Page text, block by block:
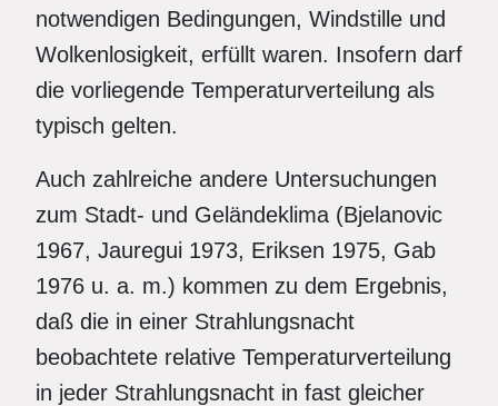
notwendigen Bedingungen, Windstille und
Wolkenlosigkeit, erfüllt waren. Insofern darf
die vorliegende Temperaturverteilung als
typisch gelten.
Auch zahlreiche andere Untersuchungen
zum Stadt- und Geländeklima (Bjelanovic
1967, Jauregui 1973, Eriksen 1975, Gab
1976 u. a. m.) kommen zu dem Ergebnis,
daß die in einer Strahlungsnacht
beobachtete relative Temperaturverteilung
in jeder Strahlungsnacht in fast gleicher